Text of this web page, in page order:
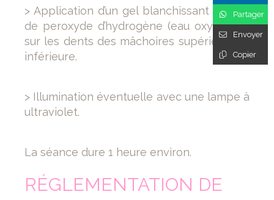
> Application d’un gel blanchissant à base
de peroxyde d’hydrogène (eau oxygénée)
sur les dents des mâchoires supérieure et
inférieure.
> Illumination éventuelle avec une lampe à
ultraviolet.
La séance dure 1 heure environ.
RÉGLEMENTATION DE
Partager
Envoyer
Copier